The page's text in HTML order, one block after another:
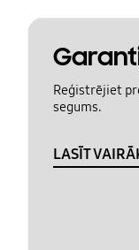
Reģistrējiet
segums.
LASĪT